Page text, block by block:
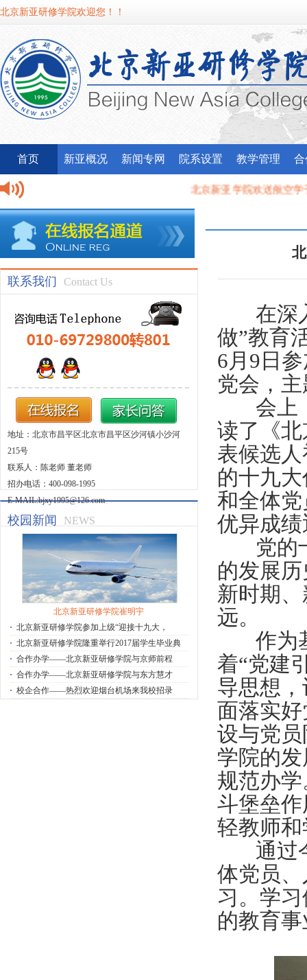
北京新亚研修学院欢迎您！！
首页 新亚概况 新闻专网 院系设置 教学管理
北京新亚学院欢送航空学子
联系我们 Contact Us
地址：北京市昌平区北京市昌平区沙河镇小沙河
215号
联系人：陈老师 董老师
招办电话：400-098-1995
E-MAIL:bjxy1995@126.com
校园新闻 NEWS
北京新亚研修学院崔明宇
· 北京新亚研修学院参加上级“迎接十九大，
· 北京新亚研修学院隆重举行2017届学生毕业典
· 合作办学——北京新亚研修学院与京师前程
· 合作办学——北京新亚研修学院与东方慧才
· 校企合作——热烈欢迎烟台机场来我校招录
在深入
做”教育
6月9日
党会，
会上，
读了《
表候选
的十九
和全体
优异成
党的十
的发展
新时期
远。
作为基
着“党建
导思想
面落实
设与党
学院的
规范办
斗堡垒
轻教师
通过今
体党员
习。学
的教育